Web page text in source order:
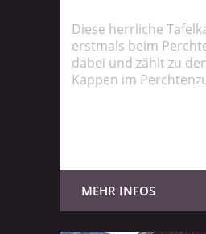
Diese herrliche
erstmals beim
dabei und zählt zu
Kappen im
MEHR INFOS